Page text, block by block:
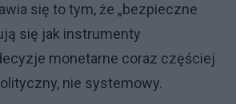
się to tym, że „bezpieczne
się jak instrumenty
monetarne coraz częściej
nie systemowy.